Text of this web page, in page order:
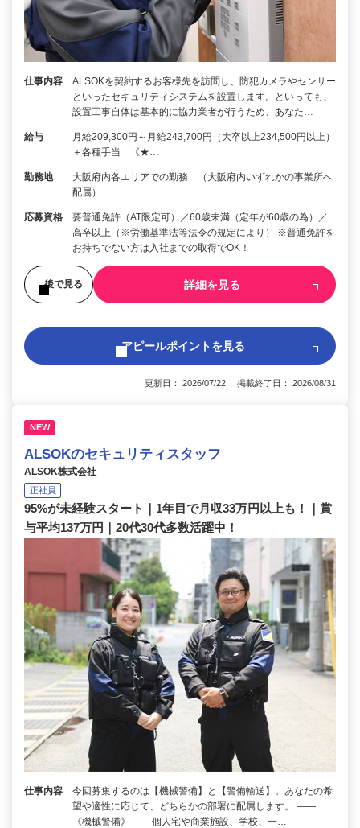
仕事内容
ALSOKを契約するお客様先を訪問し、防犯カメラやセンサー
といったセキュリティシステムを設置します。といっても、
設置工事自体は基本的に協力業者が行うため、あなた…
給与
月給209,300円～月給243,700円（大卒以上234,500円以上）
＋各種手当 《★…
勤務地
大阪府内各エリアでの勤務 （大阪府内いずれかの事業所へ
配属）
応募資格
要普通免許（AT限定可）／60歳未満（定年が60歳の為）／
高卒以上（※労働基準法等法令の規定により） ※普通免許を
お持ちでない方は入社までの取得でOK！
後で見る 詳細を見る
アピールポイントを見る
更新日： 2026/07/22 掲載終了日： 2026/08/31
NEW
ALSOKのセキュリティスタッフ
ALSOK株式会社
正社員
95%が未経験スタート｜1年目で月収33万円以上も！｜賞
与平均137万円｜20代30代多数活躍中！
仕事内容
今回募集するのは【機械警備】と【警備輸送】。あなたの希
望や適性に応じて、どちらかの部署に配属します。 ――
《機械警備》―― 個人宅や商業施設、学校、一…